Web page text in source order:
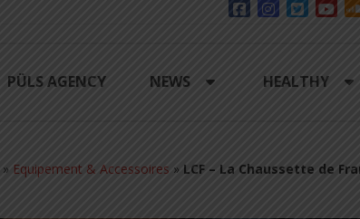
PÜLS AGENCY NEWS HEALTHY
» Equipement & Accessoires » LCF – La Chaussette de